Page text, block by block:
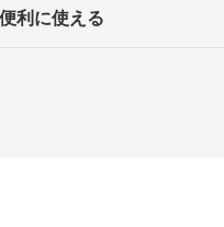
利に使える